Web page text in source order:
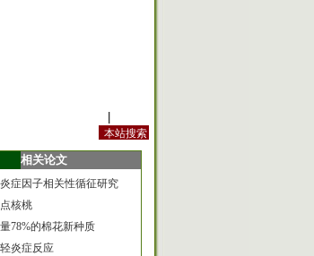
相关论文
症因子相关性循征研究
核桃
78%的棉花新种质
炎症反应